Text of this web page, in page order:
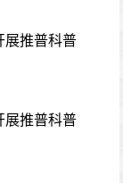
展推普科普
展推普科普